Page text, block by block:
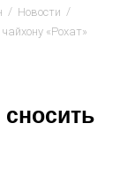
/ Новости /
«Рохат»